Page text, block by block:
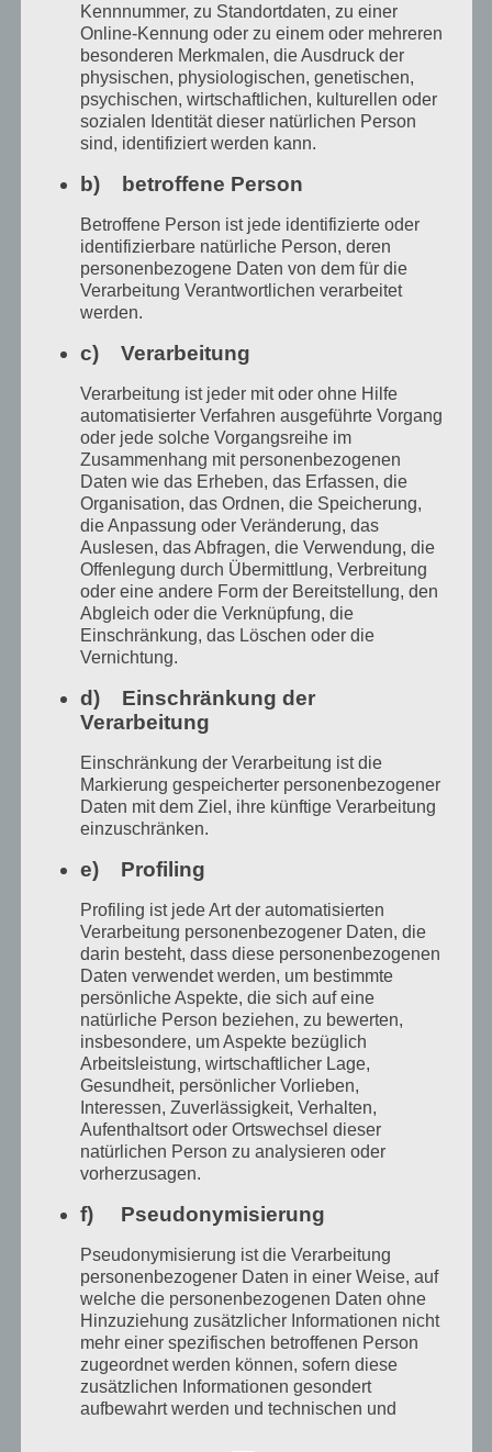
beobachtet in dieser Phase, der weiß genug.
Mir ist unerfindlich, wie heute moderne
junge Menschen wieder an den
reaktionärsten Mist unserer Großeltern
glauben können, dass Verhaltensweisen,
Vorlieben, Gefühle, sexuelle und sonstige,
genetisch und hormonell, von Geburt an
festgelegt seien. Doch sie tun es. Einziger
Unterschied des heutigen Trends zu
modern präsentieren, weil man nun ja
hormontechnisch und chirurgisch alles
möglich machen kann. Schon ein Kind kann
durch Hormongaben angeblich sein
Geschlecht frei wählen, es kann sich, dies
wird als einfach und schmerzfrei dargestellt,
Brüste und Penis aboperieren lassen, die
Vagina zunähen lassen, es kann sich
Muskeln, Bart und Haare mehr oder
weniger wachsen lassen, ganz nach
Wunsch. Ärzte machen es möglich. Oh,
dieser Trend ist gefährlich! Er schafft Leiden.
Denn es stimmt so nicht. Den
Rollenmustern entgeht man so nicht, die
holen einen wieder ein, wenn man sie nicht
kritisch sehen darf, sich selbst findet man
nicht, wenn man sich Schmerzen zufügen
und seinen Körper zerschneiden lässt, nicht
wenige derjenigen, die so etwas heute mit
sich haben machen lassen, bereuen diese
Schritte nachher.
Und gibt es nicht zu denken: Im Iran, wo die
Frauen seit Jahrzehnten gegen die
unterdrückende Kleiderordnung kämpfen,
wo es bei schweren Strafen verboten ist
offen gleichgeschlechtlich zu lieben, da ist
das Umoperieren erlaubt und gewünscht.
Es liegt im Trend. Im reaktionären Iran lag
der Ursprung der Umoperations-Chirurgie.
Kennnummer, zu Standortdaten, zu einer
Online-Kennung oder zu einem oder mehreren
besonderen Merkmalen, die Ausdruck der
physischen, physiologischen, genetischen,
psychischen, wirtschaftlichen, kulturellen oder
sozialen Identität dieser natürlichen Person
sind, identifiziert werden kann.
b) betroffene Person
Betroffene Person ist jede identifizierte oder
identifizierbare natürliche Person, deren
personenbezogene Daten von dem für die
Verarbeitung Verantwortlichen verarbeitet
werden.
c) Verarbeitung
Verarbeitung ist jeder mit oder ohne Hilfe
automatisierter Verfahren ausgeführte Vorgang
oder jede solche Vorgangsreihe im
Zusammenhang mit personenbezogenen
Daten wie das Erheben, das Erfassen, die
Organisation, das Ordnen, die Speicherung,
die Anpassung oder Veränderung, das
Auslesen, das Abfragen, die Verwendung, die
Offenlegung durch Übermittlung, Verbreitung
oder eine andere Form der Bereitstellung, den
Abgleich oder die Verknüpfung, die
Einschränkung, das Löschen oder die
Vernichtung.
d) Einschränkung der
Verarbeitung
Einschränkung der Verarbeitung ist die
Markierung gespeicherter personenbezogener
Daten mit dem Ziel, ihre künftige Verarbeitung
einzuschränken.
e) Profiling
Profiling ist jede Art der automatisierten
Verarbeitung personenbezogener Daten, die
darin besteht, dass diese personenbezogenen
Daten verwendet werden, um bestimmte
persönliche Aspekte, die sich auf eine
natürliche Person beziehen, zu bewerten,
insbesondere, um Aspekte bezüglich
Arbeitsleistung, wirtschaftlicher Lage,
Gesundheit, persönlicher Vorlieben,
Interessen, Zuverlässigkeit, Verhalten,
Aufenthaltsort oder Ortswechsel dieser
natürlichen Person zu analysieren oder
vorherzusagen.
f) Pseudonymisierung
Pseudonymisierung ist die Verarbeitung
personenbezogener Daten in einer Weise, auf
welche die personenbezogenen Daten ohne
Hinzuziehung zusätzlicher Informationen nicht
mehr einer spezifischen betroffenen Person
zugeordnet werden können, sofern diese
zusätzlichen Informationen gesondert
aufbewahrt werden und technischen und